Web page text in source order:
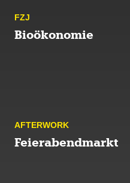
FZJ
Bioökonomie
AFTER­WORK
Feierabendmarkt